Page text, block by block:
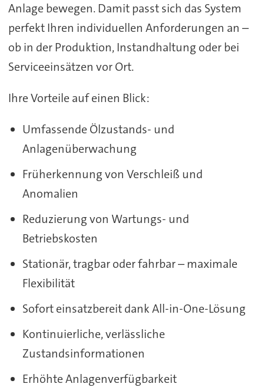
Anlage bewegen. Damit passt sich das System
perfekt Ihren individuellen Anforderungen an –
ob in der Produktion, Instandhaltung oder bei
Serviceeinsätzen vor Ort.
Ihre Vorteile auf einen Blick:
Umfassende Ölzustands- und
Anlagenüberwachung
Früherkennung von Verschleiß und
Anomalien
Reduzierung von Wartungs- und
Betriebskosten
Stationär, tragbar oder fahrbar – maximale
Flexibilität
Sofort einsatzbereit dank All-in-One-Lösung
Kontinuierliche, verlässliche
Zustandsinformationen
Erhöhte Anlagenverfügbarkeit